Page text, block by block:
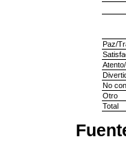
Paz/
No
Otro
Total